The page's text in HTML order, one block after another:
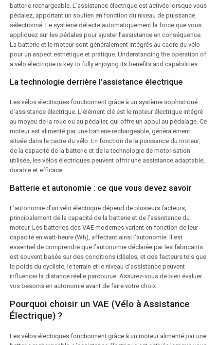
batterie rechargeable. L’assistance électrique est activée lorsque vous
pédalez, apportant un soutien en fonction du niveau de puissance
sélectionné. Le système détecte automatiquement la force que vous
appliquez sur les pédales pour ajuster l’assistance en conséquence.
La batterie et le moteur sont généralement intégrés au cadre du vélo
pour un aspect esthétique et pratique. Understanding the operation of
a vélo électrique is key to fully enjoying its benefits and capabilities.
La technologie derrière l’assistance électrique
Les vélos électriques fonctionnent grâce à un système sophistiqué
d’assistance électrique. L’élément clé est le moteur électrique intégré
au moyeu de la roue ou au pédalier, qui offre un appui au pédalage. Ce
moteur est alimenté par une batterie rechargeable, généralement
située dans le cadre du vélo. En fonction de la puissance du moteur,
de la capacité de la batterie et de la technologie de motorisation
utilisée, les vélos électriques peuvent offrir une assistance adaptable,
durable et efficace.
Batterie et autonomie : ce que vous devez savoir
L’autonomie d’un vélo électrique dépend de plusieurs facteurs,
principalement de la capacité de la batterie et de l’assistance du
moteur. Les batteries des VAE modernes varient en fonction de leur
capacité en watt-heure (Wh), affectant ainsi l’autonomie. Il est
essentiel de comprendre que l’autonomie déclarée par les fabricants
est souvent basée sur des conditions idéales, et des facteurs tels que
le poids du cycliste, le terrain et le niveau d’assistance peuvent
influencer la distance réelle parcourue. Assurez-vous de bien évaluer
vos besoins en autonomie avant de faire votre choix.
Pourquoi choisir un VAE (Vélo à Assistance
Électrique) ?
Les vélos électriques fonctionnent grâce à un moteur alimenté par une